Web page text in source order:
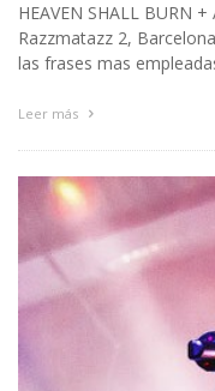
HEAVEN SHALL BURN
Razzmatazz 2,
las frases mas
Leer más